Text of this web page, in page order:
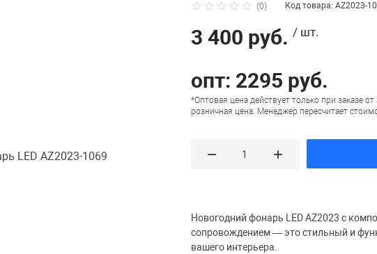
(0) Код товара: AZ2023-
3 400 руб. / шт.
опт: 2295 руб.
*Оптовая цена действует только при заказе
розничная цена. Менеджер пересчитает
Новогодний фонарь LED AZ2023 с
сопровождением — это стильный и
вашего интерьера.